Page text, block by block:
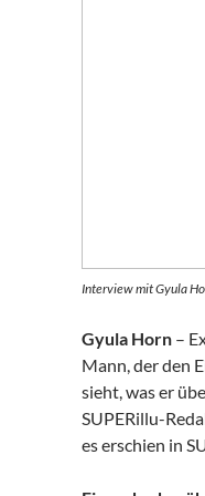
Interview mit Gyula
Gyula Horn –
Mann, der den
sieht, was er
SUPERillu-
es erschien in